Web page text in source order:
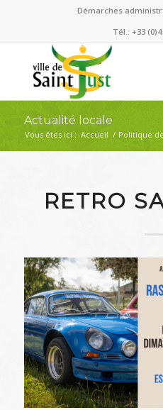
Démarches
Tél.: +33 (0)4
Actualité locale
Vous êtes ici : Accueil / Politique
RETRO